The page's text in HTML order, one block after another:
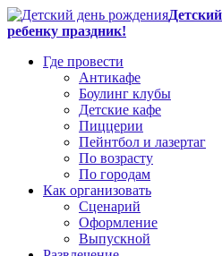
ребенку праздник!
Где провести
Антикафе
Боулинг клубы
Детские кафе
Пиццерии
Пейнтбол и лазертаг
По возрасту
По городам
Как организовать
Сценарий
Оформление
Выпускной